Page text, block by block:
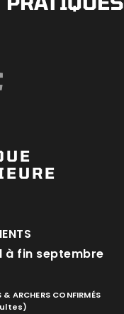
à fin septembre
& ARCHERS CONFIRMÉS